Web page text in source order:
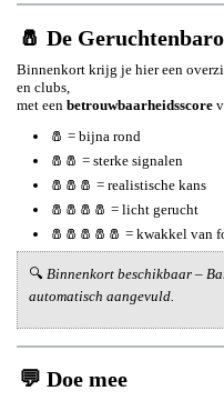
🧂 De
Binnenkort krijg je hier een
en clubs,
met een betrouwbaarheidsscore
🧂 = bijna rond
🧂🧂 = sterke signalen
🧂🧂🧂 = realistische kans
🧂🧂🧂🧂 = licht gerucht
🧂🧂🧂🧂🧂 = kwakkel van
🔍 Binnenkort beschikbaar –
automatisch aangevuld.
💬 Doe mee